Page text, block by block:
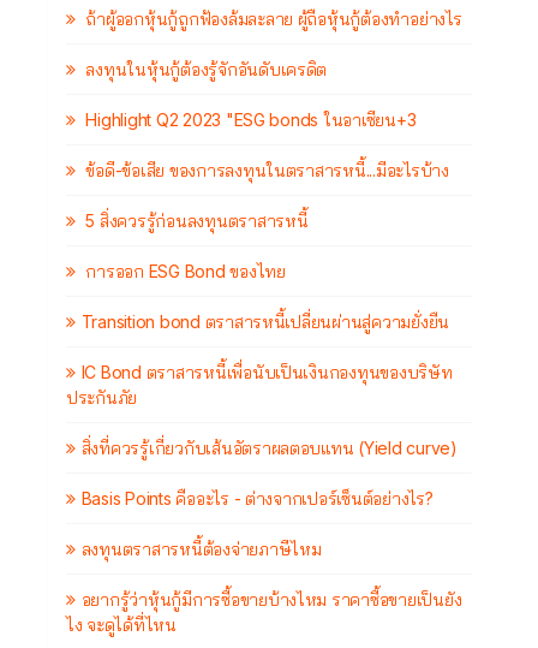
ถ้าผู้ออกหุ้นกู้ถูกฟ้องล้มละลาย ผู้ถือหุ้นกู้ต้องทำอย่างไร
ลงทุนในหุ้นกู้ต้องรู้จักอันดับเครดิต
Highlight Q2 2023 "ESG bonds ในอาเซียน+3
ข้อดี-ข้อเสีย ของการลงทุนในตราสารหนี้...มีอะไรบ้าง
5 สิ่งควรรู้ก่อนลงทุนตราสารหนี้
การออก ESG Bond ของไทย
Transition bond ตราสารหนี้เปลี่ยนผ่านสู่ความยั่งยืน
IC Bond ตราสารหนี้เพื่อนับเป็นเงินกองทุนของบริษัท
ประกันภัย
สิ่งที่ควรรู้เกี่ยวกับเส้นอัตราผลตอบแทน (Yield curve)
Basis Points คืออะไร - ต่างจากเปอร์เซ็นต์อย่างไร?
ลงทุนตราสารหนี้ต้องจ่ายภาษีไหม
อยากรู้ว่าหุ้นกู้มีการซื้อขายบ้างไหม ราคาซื้อขายเป็นยัง
ไง จะดูได้ที่ไหน